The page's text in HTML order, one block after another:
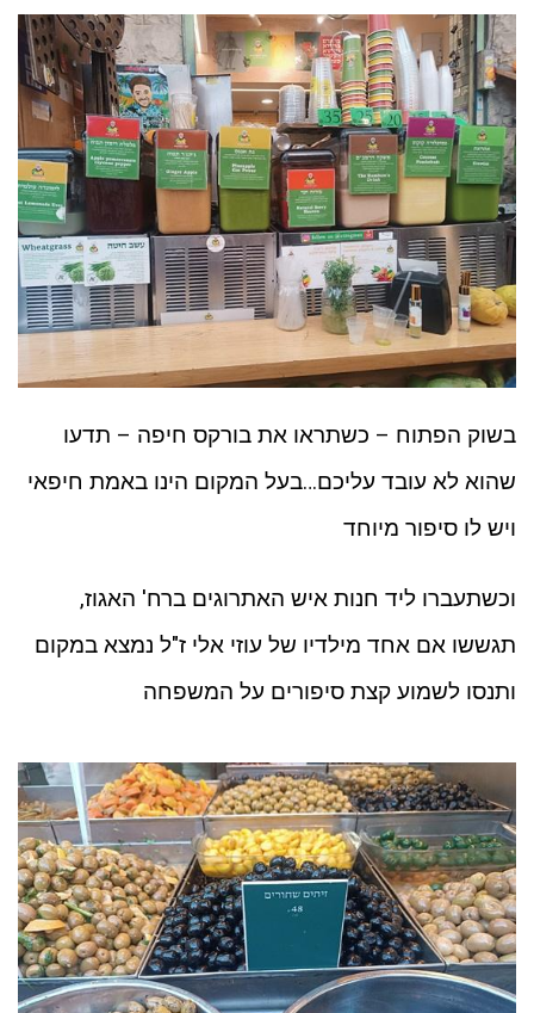
בשוק הפתוח – כשתראו את בורקס חיפה – תדעו
שהוא לא עובד עליכם…בעל המקום הינו באמת חיפאי
ויש לו סיפור מיוחד
וכשתעברו ליד חנות איש האתרוגים ברח' האגוז,
תגששו אם אחד מילדיו של עוזי אלי ז"ל נמצא במקום
ותנסו לשמוע קצת סיפורים על המשפחה